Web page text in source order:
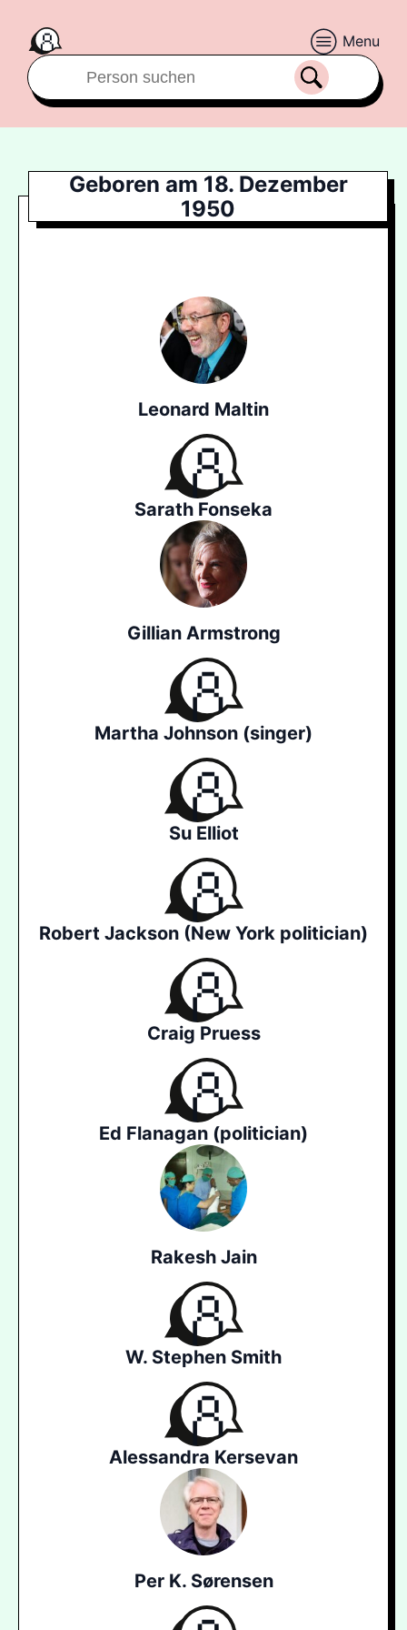
Menu
Geboren am 18. Dezember
1950
Leonard Maltin
Sarath Fonseka
Gillian Armstrong
Martha Johnson (singer)
Su Elliot
Robert Jackson (New York politician)
Craig Pruess
Ed Flanagan (politician)
Rakesh Jain
W. Stephen Smith
Alessandra Kersevan
Per K. Sørensen